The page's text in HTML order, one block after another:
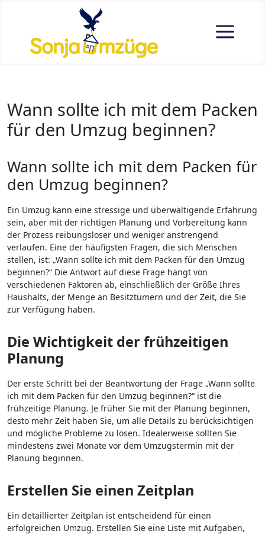
a
Wann sollte ich mit dem Packen
für den Umzug beginnen?
Wann sollte ich mit dem Packen für
den Umzug beginnen?
Ein Umzug kann eine stressige und überwältigende Erfahrung
sein, aber mit der richtigen Planung und Vorbereitung kann
der Prozess reibungsloser und weniger anstrengend
verlaufen. Eine der häufigsten Fragen, die sich Menschen
stellen, ist: „Wann sollte ich mit dem Packen für den Umzug
beginnen?“ Die Antwort auf diese Frage hängt von
verschiedenen Faktoren ab, einschließlich der Größe Ihres
Haushalts, der Menge an Besitztümern und der Zeit, die Sie
zur Verfügung haben.
Die Wichtigkeit der frühzeitigen
Planung
Der erste Schritt bei der Beantwortung der Frage „Wann sollte
ich mit dem Packen für den Umzug beginnen?“ ist die
frühzeitige Planung. Je früher Sie mit der Planung beginnen,
desto mehr Zeit haben Sie, um alle Details zu berücksichtigen
und mögliche Probleme zu lösen. Idealerweise sollten Sie
mindestens zwei Monate vor dem Umzugstermin mit der
Planung beginnen.
Erstellen Sie einen Zeitplan
Ein detaillierter Zeitplan ist entscheidend für einen
erfolgreichen Umzug. Erstellen Sie eine Liste mit Aufgaben,